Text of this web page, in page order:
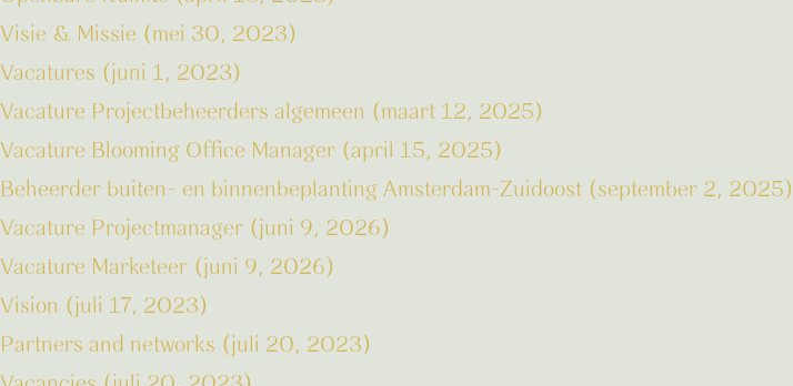
Visie & Missie (mei 30, 2023)
Vacatures (juni 1, 2023)
Vacature Projectbeheerders algemeen (maart 12, 2025)
Vacature Blooming Office Manager (april 15, 2025)
Beheerder buiten- en binnenbeplanting Amsterdam-Zuidoost (september 2, 2025)
Vacature Projectmanager (juni 9, 2026)
Vacature Marketeer (juni 9, 2026)
Vision (juli 17, 2023)
Partners and networks (juli 20, 2023)